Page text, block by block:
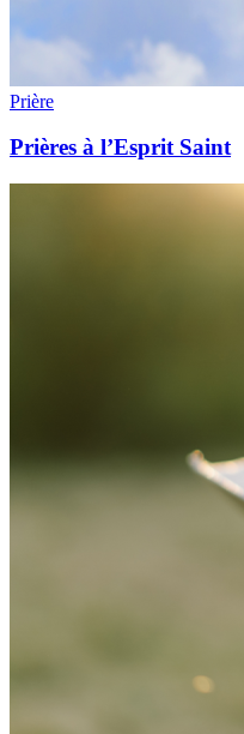
Prière
Prières à l’Esprit Saint